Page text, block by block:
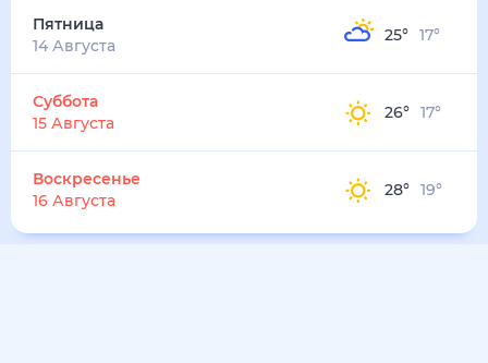
Пятница
14 Августа
25° 17°
Суббота
15 Августа
26° 17°
Воскресенье
16 Августа
28° 19°